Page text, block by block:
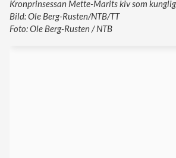
Kronprinsessan Mette-Marits kiv som
Bild: Ole Berg-Rusten/NTB/TT
Foto: Ole Berg-Rusten / NTB